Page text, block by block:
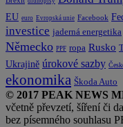
EU euro Evropská unie Facebook
investice jaderná energetika
Německo PPF ropa Rusko
Ukrajině úrokové sazby
ekonomika Škoda Auto
© 2017 PEAK NEWS
včetně převzetí, šíření či
bez písemného souhlasu